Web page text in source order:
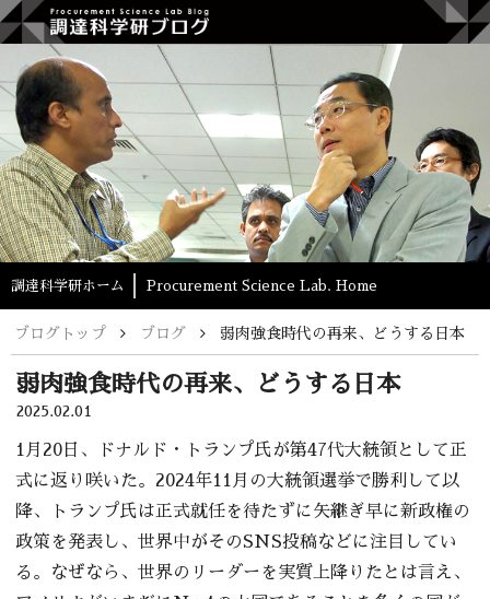
調達科学研ホーム Procurement Science Lab. Home
ブログ 弱肉強食時代の再来、どうする日本
弱肉強食時代の再来、どうする日本
2025.02.01
1月20日、ドナルド・トランプ氏が第47代大統領として正
式に返り咲いた。2024年11月の大統領選挙で勝利して以
降、トランプ氏は正式就任を待たずに矢継ぎ早に新政権の
政策を発表し、世界中がそのSNS投稿などに注目してい
る。なぜなら、世界のリーダーを実質上降りたとは言え、